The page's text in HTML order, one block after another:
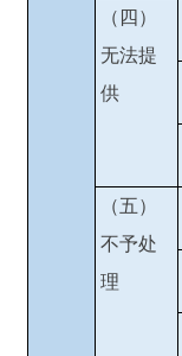
（四）
无法提
供
（五）
不予处
理